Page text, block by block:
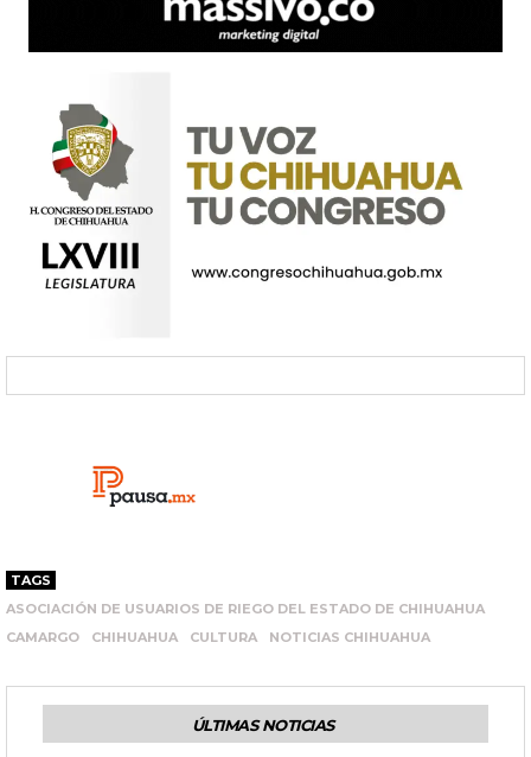
TAGS
ASOCIACIÓN DE USUARIOS DE RIEGO DEL ESTADO DE CHIHUAHUA
CAMARGO
CHIHUAHUA CULTURA NOTICIAS CHIHUAHUA
ÚLTIMAS NOTICIAS